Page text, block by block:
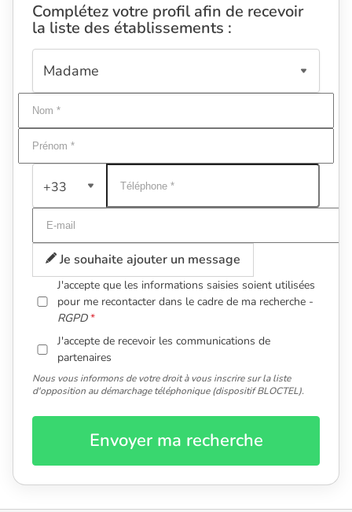
Complétez votre profil afin de recevoir
la liste des établissements :
+33
Je souhaite ajouter un message
J'accepte que les informations saisies soient utilisées
pour me recontacter dans le cadre de ma recherche -
RGPD
J'accepte de recevoir les communications de
partenaires
Nous vous informons de votre droit à vous inscrire sur la liste
d'opposition au démarchage téléphonique (dispositif BLOCTEL).
Envoyer ma recherche